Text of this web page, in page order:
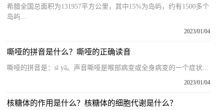
希腊全国总面积为131957平方公里，其中15%为岛屿，约有1500多个
岛屿...
2023/01/04
嘶哑的拼音是什么？嘶哑的正确读音
嘶哑的拼音是：sī yǎ。声音嘶哑是喉部病变或全身病变的一个症状...
2023/01/04
核糖体的作用是什么？核糖体的细胞代谢是什么？